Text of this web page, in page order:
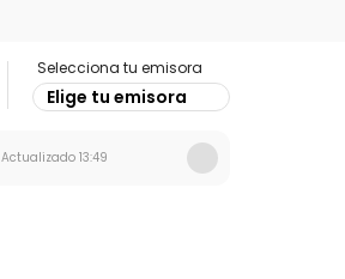
Selecciona tu emisora
Elige tu emisora
Actualizado 13:49